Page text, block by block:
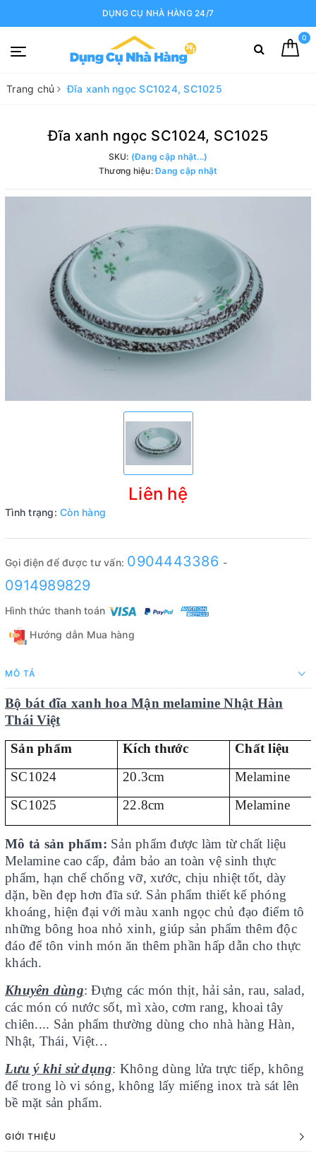
DỤNG CỤ NHÀ HÀNG 24/7
0
Trang chủ Đĩa xanh ngọc SC1024, SC1025
Đĩa xanh ngọc SC1024, SC1025
SKU: (Đang cập nhật...)
Thương hiệu:Đang cập nhật
Liên hệ
Tình trạng: Còn hàng
Gọi điện để được tư vấn: 0904443386 -
0914989829
Hình thức thanh toán
Hướng dẫn Mua hàng
MÔ TẢ
Bộ bát đĩa xanh hoa Mận melamine Nhật Hàn
Thái Việt
Sản phẩm
Kích thước
Chất liệu
SC1024
20.3cm
Melamine
SC1025
22.8cm Melamine
Mô tả sản phẩm: Sản phẩm được làm từ chất liệu
Melamine cao cấp, đảm bảo an toàn vệ sinh thực
phẩm, hạn chế chống vỡ, xước, chịu nhiệt tốt, dày
dặn, bền đẹp hơn đĩa sứ. Sản phẩm thiết kế phóng
khoáng, hiện đại với màu xanh ngọc chủ đạo điểm tô
những bông hoa nhỏ xinh, giúp sản phẩm thêm độc
đáo để tôn vinh món ăn thêm phần hấp dẫn cho thực
khách.
Khuyên dùng: Đựng các món thịt, hải sản, rau, salad,
các món có nước sốt, mì xào, cơm rang, khoai tây
chiên.... Sản phẩm thường dùng cho nhà hàng Hàn,
Nhật, Thái, Việt…
Lưu ý khi sử dụng: Không dùng lửa trực tiếp, không
để trong lò vi sóng, không lấy miếng inox trà sát lên
bề mặt sản phẩm.
GIỚI THIỆU